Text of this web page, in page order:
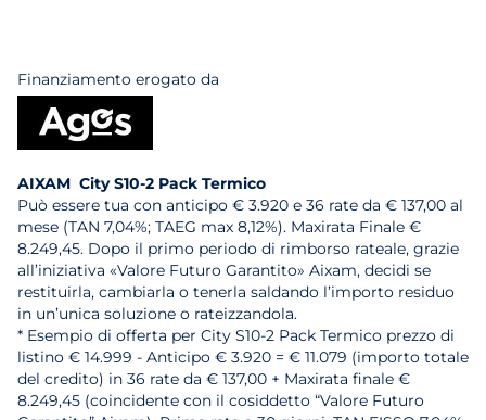
Finanziamento erogato da
AIXAM City S10-2 Pack Termico
Può essere tua con anticipo € 3.920 e 36 rate da € 137,00 al
mese (TAN 7,04%; TAEG max 8,12%). Maxirata Finale €
8.249,45. Dopo il primo periodo di rimborso rateale, grazie
all’iniziativa «Valore Futuro Garantito» Aixam, decidi se
restituirla, cambiarla o tenerla saldando l’importo residuo
in un’unica soluzione o rateizzandola.
* Esempio di offerta per City S10-2 Pack Termico prezzo di
listino € 14.999 - Anticipo € 3.920 = € 11.079 (importo totale
del credito) in 36 rate da € 137,00 + Maxirata finale €
8.249,45 (coincidente con il cosiddetto “Valore Futuro